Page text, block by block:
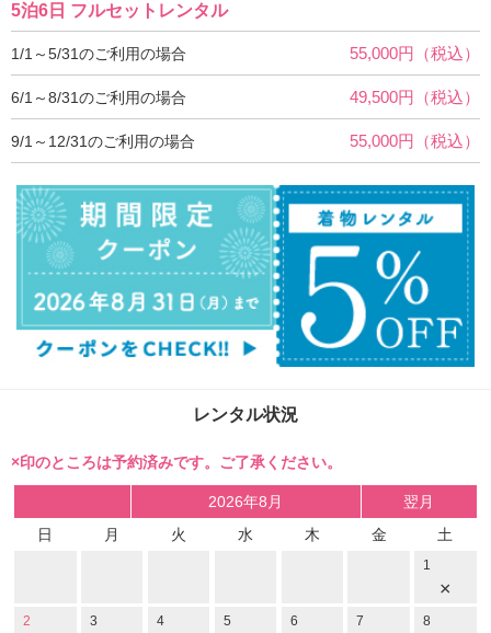
5泊6日 フルセットレンタル
1/1～5/31のご利用の場合 55,000円（税込）
6/1～8/31のご利用の場合 49,500円（税込）
9/1～12/31のご利用の場合 55,000円（税込）
レンタル状況
×印のところは予約済みです。ご了承ください。
2026年8月
翌月
日
月 火 水 木 金 土
1
×
2 3 4 5 6 7 8